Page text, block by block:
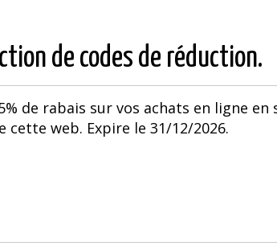
de codes de réduction.
de rabais sur vos achats en ligne
cette web. Expire le 31/12/2026.